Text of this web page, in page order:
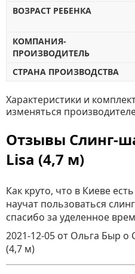
ВОЗРАСТ РЕБЕНКА
КОМПАНИЯ-
ПРОИЗВОДИТЕЛЬ
СТРАНА ПРОИЗВОДСТВА
Характеристики и
изменяться
Отзывы Слинг-
Lisa (4,7 м)
Как круто, что в Киеве
научат пользоваться
спасибо за уделенное
2021-12-05 от Ольга Быр о
(4,7 м)